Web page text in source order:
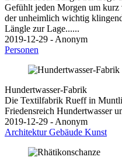
Gefühlt jeden Morgen um
der unheimlich wichtig
Längle zur Lage......
2019-12-29 - Anonym
Personen
Hundertwasser-Fabrik
Die Textilfabrik Rueff in
Friedensreich Hundertwasser
2019-12-29 - Anonym
ArchitekturGebäude Kunst